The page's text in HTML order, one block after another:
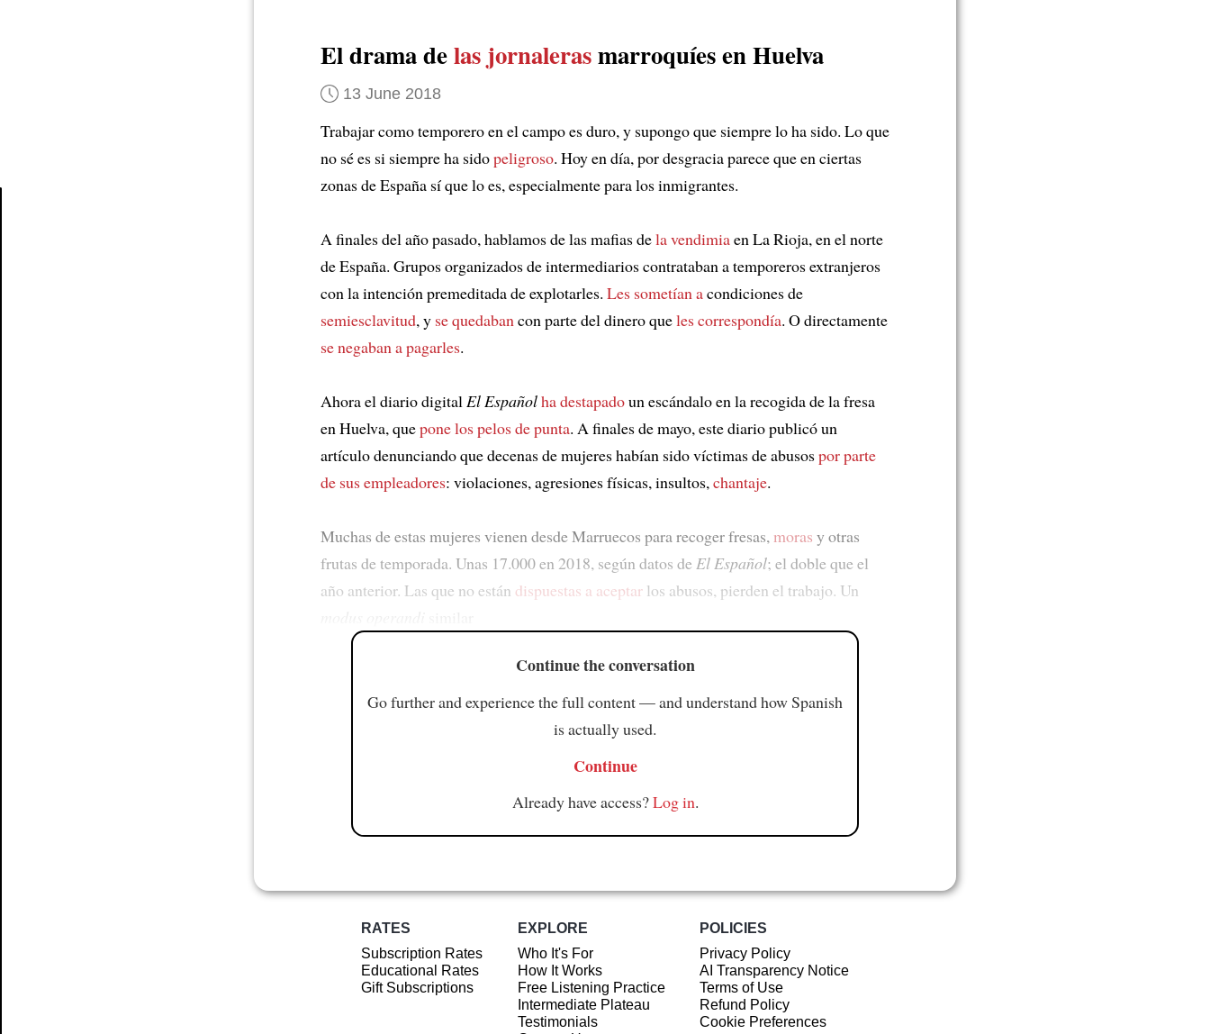
El drama delas jornalerasmarroquíes en Huelva
13 June 2018
Trabajar como temporero en el campo es duro, y supongo que siempre lo ha sido. Lo que
no sé es si siempre ha sidopeligroso. Hoy en día, por desgracia parece que en ciertas
zonas de España sí que lo es, especialmente para los inmigrantes.
A finales del año pasado, hablamos de las mafias dela vendimiaen La Rioja, en el norte
de España. Grupos organizados de intermediarios contrataban a temporeros extranjeros
con la intención premeditada de explotarles. Les sometían acondiciones de
semiesclavitud, y se quedaban con parte del dinero queles correspondía. O directamente
se negaban a pagarles.
Ahora el diario digital El Españolha destapadoun escándalo en la recogida de la fresa
en Huelva, quepone los pelos de punta. A finales de mayo, este diario publicó un
artículo denunciando que decenas de mujeres habían sido víctimas de abusospor parte
de sus empleadores: violaciones, agresiones físicas, insultos, chantaje.
Muchas de estas mujeres vienen desde Marruecos para recoger fresas, moras y otras
frutas de temporada. Unas 17.000 en 2018, según datos de El Español; el doble que el
año anterior. Las que no están dispuestas a aceptar los abusos, pierden el trabajo. Un
Continue the conversation
Go further and experience the full content — and understand how Spanish
is actually used.
Continue
Already have access?Log in.
RATES
Subscription Rates
Educational Rates
Gift Subscriptions
EXPLORE
Who It's For
How It Works
Free Listening Practice
Intermediate Plateau
Testimonials
POLICIES
Privacy Policy
AI Transparency Notice
Terms of Use
Refund Policy
Cookie Preferences